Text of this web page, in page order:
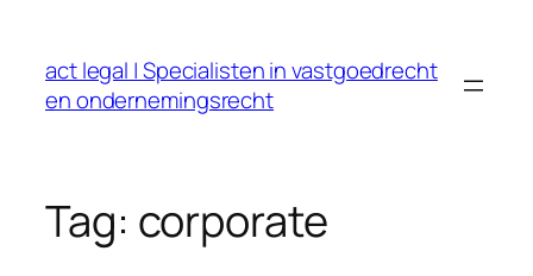
inhoud
act legal | Specialisten in vastgoedrecht
en ondernemingsrecht
Tag: corporate